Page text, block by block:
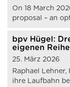
On 18 March
proposal – an
bpv Hügel:
eigenen
25. März 2026
Raphael
ihre Laufbahn